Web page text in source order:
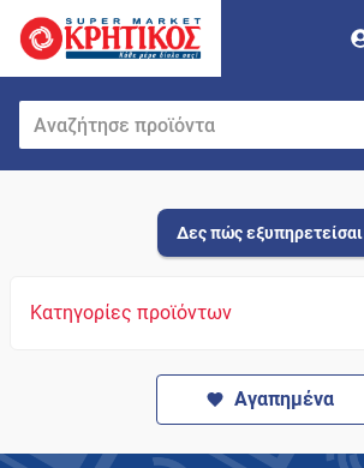
Δες πώς εξυπηρετείσαι
Κατηγορίες προϊόντων
Αγαπημένα